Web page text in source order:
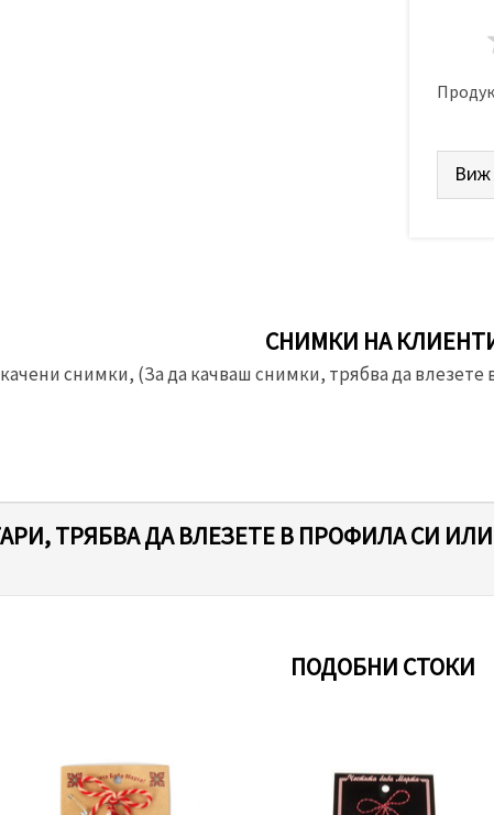
Виж
СНИМКИ НА
снимки, (За да качваш снимки, трябва да влезете
ТРЯБВА ДА ВЛЕЗЕТЕ В ПРОФИЛА СИ
ПОДОБНИ СТОКИ